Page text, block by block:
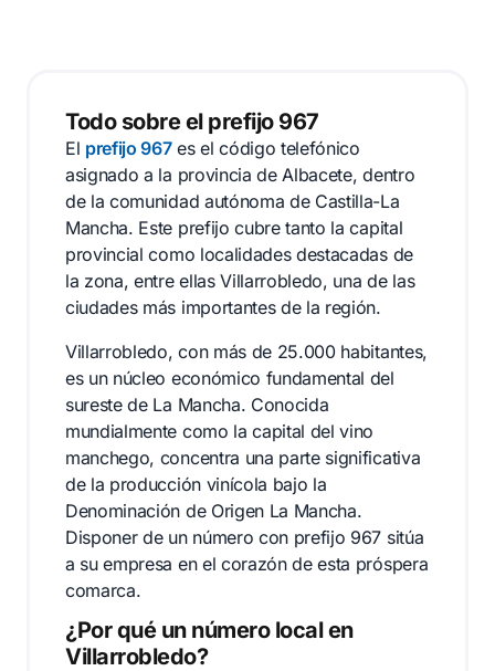
Todo sobre el prefijo 967
El prefijo 967es el código telefónico
asignado a la provincia de Albacete, dentro
de la comunidad autónoma de Castilla-La
Mancha. Este prefijo cubre tanto la capital
provincial como localidades destacadas de
la zona, entre ellas Villarrobledo, una de las
ciudades más importantes de la región.
Villarrobledo, con más de 25.000 habitantes,
es un núcleo económico fundamental del
sureste de La Mancha. Conocida
mundialmente como la capital del vino
manchego, concentra una parte significativa
de la producción vinícola bajo la
Denominación de Origen La Mancha.
Disponer de un número con prefijo 967 sitúa
a su empresa en el corazón de esta próspera
comarca.
¿Por qué un número local en
Villarrobledo?